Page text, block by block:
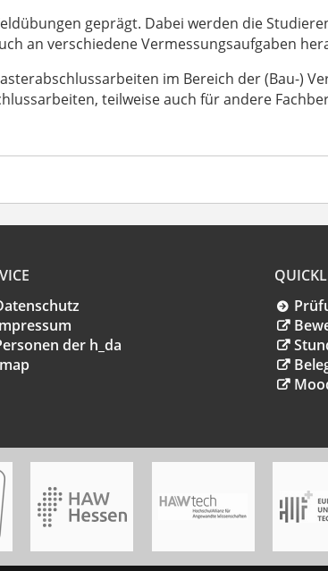
geprägt. Dabei werden die
an verschiedene Vermessungsaufgaben
im Bereich der (Bau-)
teilweise auch für andere
der h_da